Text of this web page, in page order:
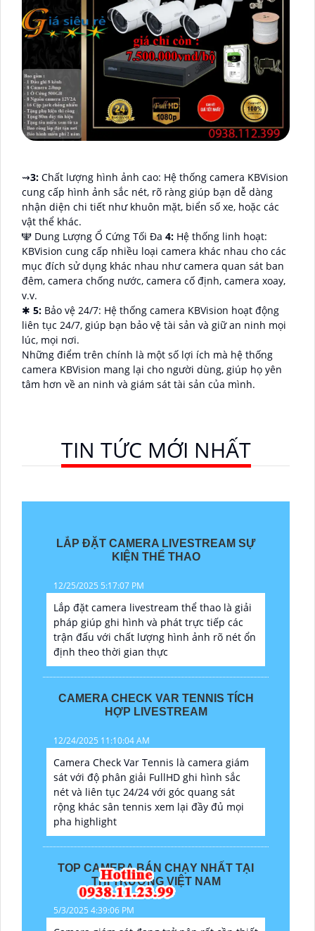
⇝3: Chất lượng hình ảnh cao: Hệ thống camera KBVision
cung cấp hình ảnh sắc nét, rõ ràng giúp bạn dễ dàng
nhận diện chi tiết như khuôn mặt, biển số xe, hoặc các
vật thể khác.
🕎 Dung Lượng Ổ Cứng Tối Đa 4: Hệ thống linh hoạt:
KBVision cung cấp nhiều loại camera khác nhau cho các
mục đích sử dụng khác nhau như camera quan sát ban
đêm, camera chống nước, camera cố định, camera xoay,
v.v.
✱ 5: Bảo vệ 24/7: Hệ thống camera KBVision hoạt động
liên tục 24/7, giúp bạn bảo vệ tài sản và giữ an ninh mọi
lúc, mọi nơi.
Những điểm trên chính là một số lợi ích mà hệ thống
camera KBVision mang lại cho người dùng, giúp họ yên
tâm hơn về an ninh và giám sát tài sản của mình.
TIN TỨC MỚI NHẤT
LẮP ĐẶT CAMERA LIVESTREAM SỰ
KIỆN THỂ THAO
12/25/2025 5:17:07 PM
Lắp đặt camera livestream thể thao là giải
pháp giúp ghi hình và phát trực tiếp các
trận đấu với chất lượng hình ảnh rõ nét ổn
định theo thời gian thực
CAMERA CHECK VAR TENNIS TÍCH
HỢP LIVESTREAM
12/24/2025 11:10:04 AM
Camera Check Var Tennis là camera giám
sát với độ phân giải FullHD ghi hình sắc
nét và liên tục 24/24 với góc quang sát
rộng khác sân tennis xem lại đầy đủ mọi
pha highlight
TOP CAMERA BÁN CHẠY NHẤT TẠI
THỊ TRƯỜNG VIỆT NAM
5/3/2025 4:39:06 PM